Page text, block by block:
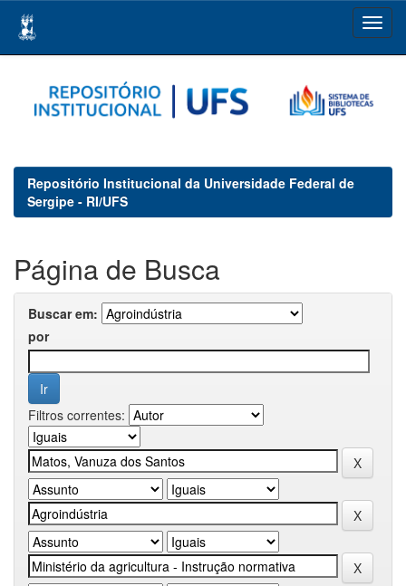
navigation
Repositório Institucional da Universidade Federal de
Sergipe - RI/UFS
Página de Busca
Buscar em:
por
Filtros correntes: